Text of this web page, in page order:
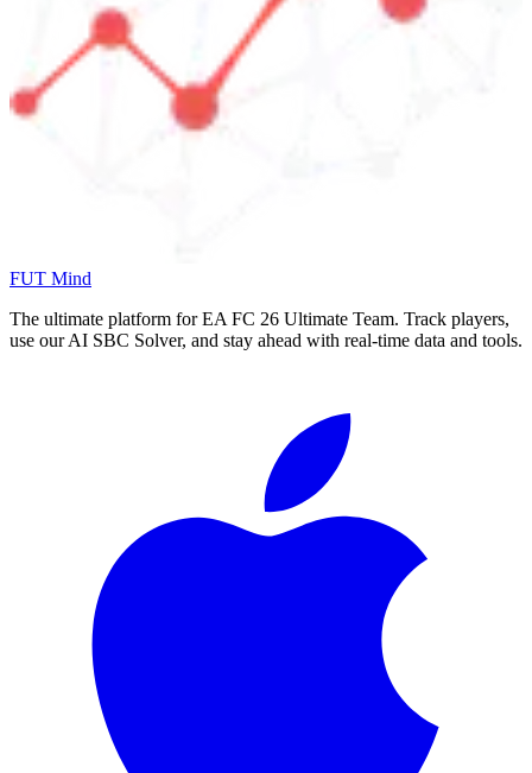
FUT Mind
The ultimate platform for EA FC 26 Ultimate Team. Track players,
use our AI SBC Solver, and stay ahead with real-time data and tools.